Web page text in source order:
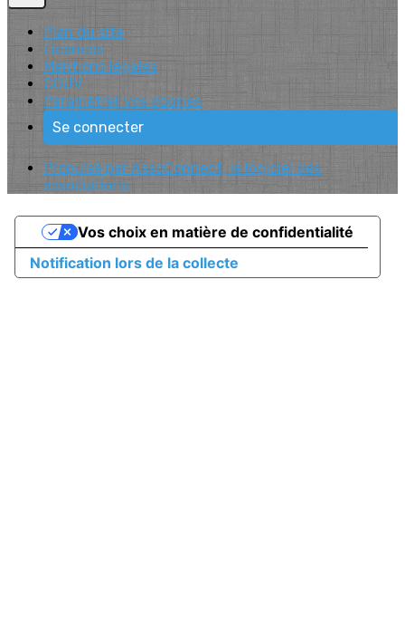
Plan du site
Licences
Mentions légales
CGUV
Paramétrer vos cookies
Se connecter
Propulsé par AssoConnect, le logiciel des
associations
Notification lors de la collecte
Vos choix en matière de confidentialité